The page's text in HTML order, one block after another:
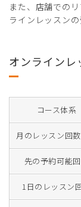
また、店舗での
ラインレッスンの
オンラインレ
コース体系
月のレッスン回
先の予約可能
1日のレッスン